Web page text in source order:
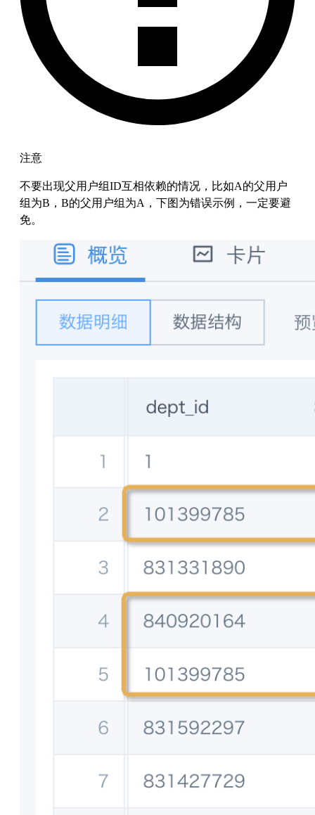
注意
不要出现父用户组ID互相依赖的情况，比如A的父用户
组为B，B的父用户组为A，下图为错误示例，一定要避
免。